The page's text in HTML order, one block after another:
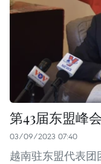
第43届东盟峰
03/09/2023 07:40
越南驻东盟代表团